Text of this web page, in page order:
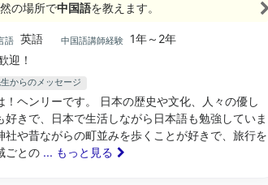
の場所で中国語を教えます。
語 英語 中国語講師経験
1年～2年
迎！
からのメッセージ
！ヘンリーです。 日本の歴史や文化、人々の優し
好きで、日本で生活しながら日本語も勉強していま
社や昔ながらの町並みを歩くことが好きで、旅行を
ごとの ... もっと見る